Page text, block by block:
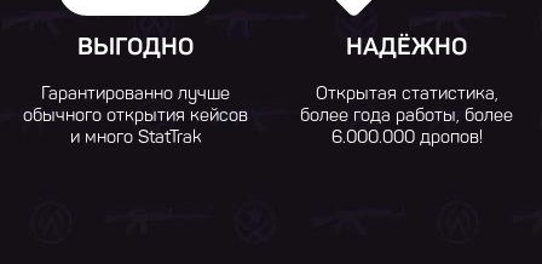
ВЫГОДНО
Гарантированно лучше
обычного открытия кейсов
и много StatTrak
НАДЁЖНО
Открытая статистика,
более года работы, более
6.000.000 дропов!